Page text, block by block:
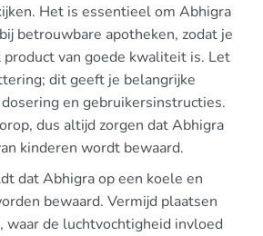
Het is essentieel om Abhigra
betrouwbare apotheken, zodat je
van goede kwaliteit is. Let
dit geeft je belangrijke
en gebruikersinstructies.
dus altijd zorgen dat Abhigra
kinderen wordt bewaard.
dat Abhigra op een koele en
bewaard. Vermijd plaatsen
waar de luchtvochtigheid invloed